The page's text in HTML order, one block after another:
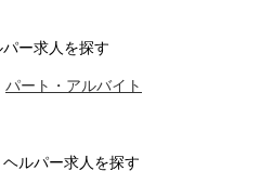
ー求人を探す
パート・アルバイト
ルパー求人を探す